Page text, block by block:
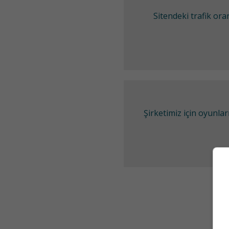
Sitendeki trafik
Şirketimiz için